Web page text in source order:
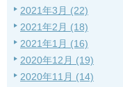
2021年3月 (22)
2021年2月 (18)
2021年1月 (16)
2020年12月 (19)
2020年11月 (14)